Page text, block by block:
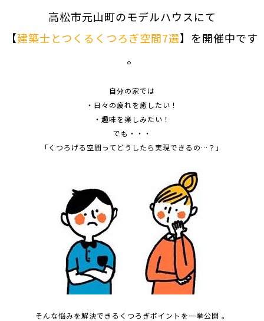
高松市元山町のモデルハウスにて
【建築士とつくるくつろぎ空間7選】を開催中です
。
自分の家では
・日々の疲れを癒したい！
・趣味を楽しみたい！
でも・・・
「くつろげる空間ってどうしたら実現できるの…？」
そんな悩みを解決できるくつろぎポイントを一挙公開 。